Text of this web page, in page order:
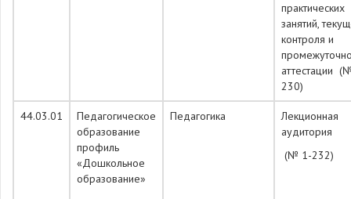
практических
занятий,
контроля и
аттестации
230)
44.03.01
Педагогическое
образование
профиль
«Дошкольное
образование»
Педагогика
Лекционная
аудитория
(№ 1-232)